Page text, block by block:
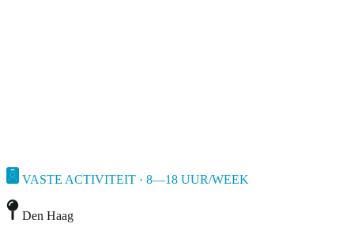
VASTE ACTIVITEIT · 8—18 UUR/WEEK
Den Haag